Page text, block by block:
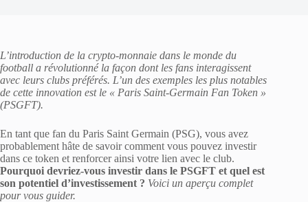
L’introduction de la crypto-monnaie dans le monde du
football a révolutionné la façon dont les fans interagissent
avec leurs clubs préférés. L’un des exemples les plus notables
de cette innovation est le « Paris Saint-Germain Fan Token »
(PSGFT).
En tant que fan du Paris Saint Germain (PSG), vous avez
probablement hâte de savoir comment vous pouvez investir
dans ce token et renforcer ainsi votre lien avec le club.
Pourquoi devriez-vous investir dans le PSGFT et quel est
son potentiel d’investissement ? Voici un aperçu complet
pour vous guider.